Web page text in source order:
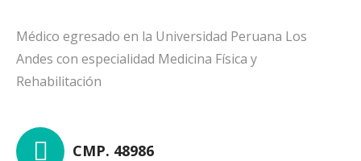
Médico egresado en la Universidad Peruana Los
Andes con especialidad Medicina Física y
Rehabilitación
CMP. 48986